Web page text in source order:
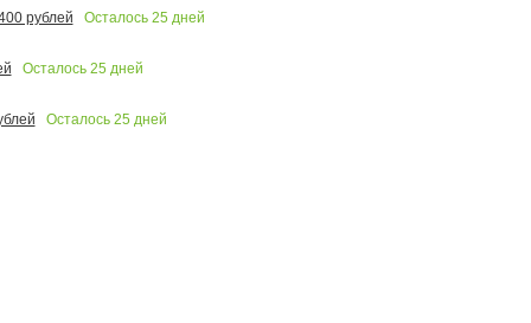
рублей
Осталось 25 дней
Осталось 25 дней
Осталось 25 дней